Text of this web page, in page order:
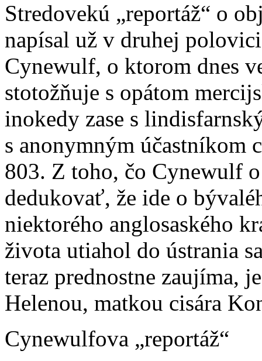
Stredovekú „reportáž“ o
napísal už v druhej
Cynewulf, o ktorom dnes
stotožňuje s opátom
inokedy zase s
s anonymným účastníkom
803. Z toho, čo Cynewulf
dedukovať, že ide o
niektorého anglosaského
života utiahol do ústrania
teraz prednostne zaujíma,
Helenou, matkou cisára
Cynewulfova „reportáž“